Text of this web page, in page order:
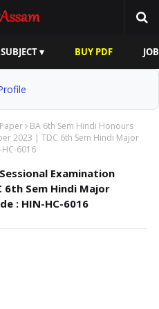
SUBJECT ▾ BUY PDF
BA 6th Sem Hindi Honours
2023 | TDC 6th Sem Hindi Major
6016
Examination
6th Sem Hindi Major
: HIN-HC-6016